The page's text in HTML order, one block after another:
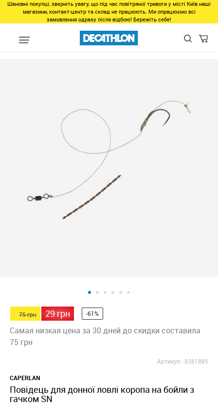
Шановні покупці, зверніть увагу, що під час повітряної тривоги у місті Київ наші
магазини, контакт-центр та склад не працюють. Ми опрацюємо всі
замовлення одразу після відбою! Бережіть себе!
unlinked Поводок для ловли карпа Sn hook boilies
75 грн 29 грн -61%
Самая низкая цена за 30 дней до скидки составила
75 грн
Артикул -8381885
CAPERLAN
Повідець для донної ловлі коропа на бойли з
гачком SN